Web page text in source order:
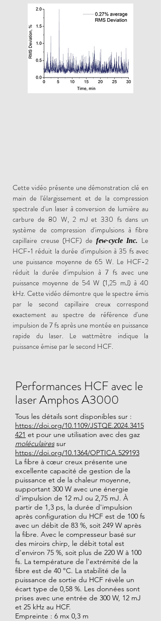
Cette vidéo présente une démonstration clé en
main de l'élargissement et de la compression
spectrale d'un laser à conversion de lumière au
carbure de 80 W, 2 mJ et 330 fs dans un
système de compression d'impulsions à fibre
capillaire creuse (HCF) de few-cycle Inc. Le
HCF-1 réduit la durée d'impulsion à 35 fs avec
une puissance moyenne de 65 W. Le HCF-2
réduit la durée d'impulsion à 7 fs avec une
puissance moyenne de 54 W (1,25 mJ) à 40
kHz. Cette vidéo démontre que le spectre émis
par le second capillaire creux correspond
exactement au spectre de référence d'une
impulsion de 7 fs après une montée en puissance
rapide du laser. Le wattmètre indique la
puissance émise par le second HCF.
Performances HCF avec le
laser Amphos A3000
Tous les détails sont disponibles sur :
https://doi.org/10.1109/JSTQE.2024.3415
421 et pour une utilisation avec des gaz
moléculairessur
https://doi.org/10.1364/OPTICA.529193
La fibre à cœur creux présente une
excellente capacité de gestion de la
puissance et de la chaleur moyenne,
supportant 300 W avec une énergie
d'impulsion de 12 mJ ou 2,75 mJ. À
partir de 1,3 ps, la durée d'impulsion
après configuration du HCF est de 100 fs
avec un débit de 83 %, soit 249 W après
la fibre. Avec le compresseur basé sur
des miroirs chirp, le débit total est
d'environ 75 %, soit plus de 220 W à 100
fs. La température de l'extrémité de la
fibre est de 40 °C. La stabilité de la
puissance de sortie du HCF révèle un
écart type de 0,58 %. Les données sont
prises avec une entrée de 300 W, 12 mJ
et 25 kHz au HCF.
Empreinte : 6 mx 0,3 m